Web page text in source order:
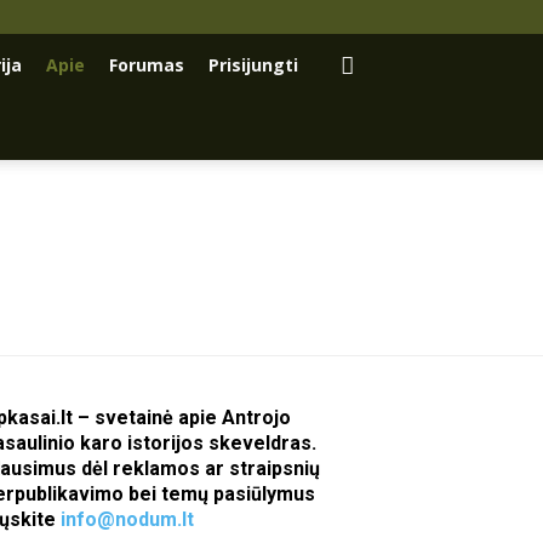
Apie Forumas Prisijungti
– svetainė apie Antrojo
karo istorijos skeveldras.
dėl reklamos ar straipsnių
bei temų pasiūlymus
info@nodum.lt